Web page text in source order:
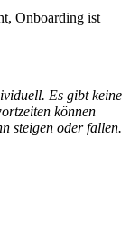
Onboarding ist
Es gibt keine
können
steigen oder fallen.